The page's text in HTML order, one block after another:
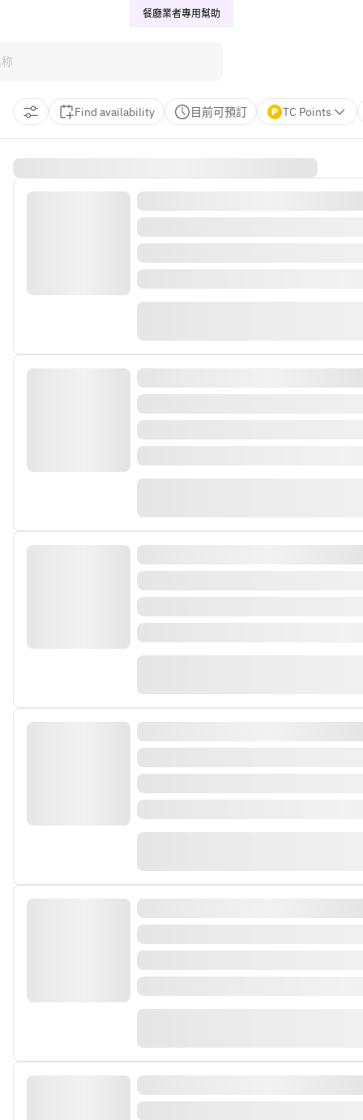
餐廳業者專用幫助
Find availability 目前可預訂 TC Points